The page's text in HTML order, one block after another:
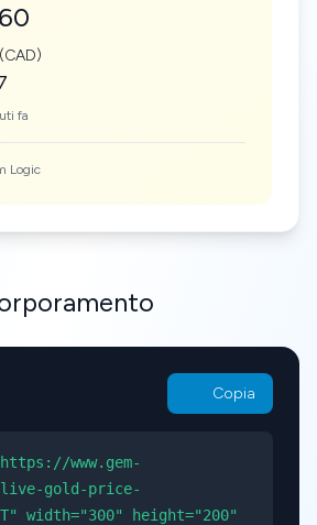
fa
Logic
Copia
www.gem-
gold-price-
width="300" height="200"